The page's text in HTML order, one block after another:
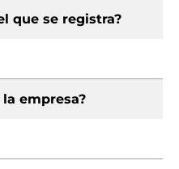
que se registra?
empresa?